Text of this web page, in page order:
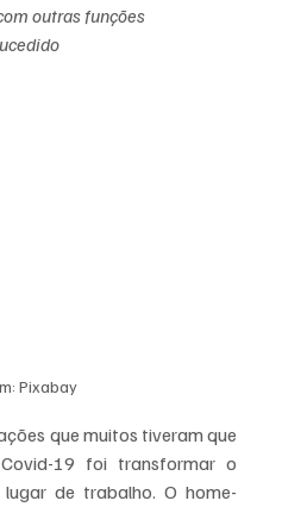
outras funções
Pixabay
que muitos tiveram que
19 foi transformar o
de trabalho. O home-